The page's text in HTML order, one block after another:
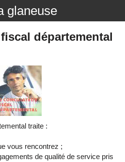
glaneuse
départemental
traite :
vous rencontrez ;
de qualité de service pris